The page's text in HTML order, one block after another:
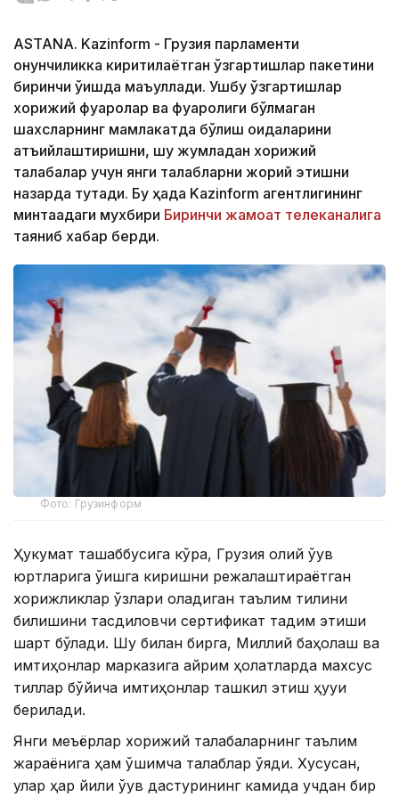
ASTANA. Kazinform - Грузия парламенти
қонунчиликка киритилаётган ўзгартишлар пакетини
биринчи ўқишда маъқуллади. Ушбу ўзгартишлар
хорижий фуқаролар ва фуқаролиги бўлмаган
шахсларнинг мамлакатда бўлиш қоидаларини
қатъийлаштиришни, шу жумладан хорижий
талабалар учун янги талабларни жорий этишни
назарда тутади. Бу ҳақда Kazinform агентлигининг
минтақадаги мухбири Биринчи жамоат телеканалига
таяниб хабар берди.
Фото: Грузинформ
Ҳукумат ташаббусига кўра, Грузия олий ўқув
юртларига ўқишга киришни режалаштираётган
хорижликлар ўзлари оладиган таълим тилини
билишини тасдиқловчи сертификат тақдим этиши
шарт бўлади. Шу билан бирга, Миллий баҳолаш ва
имтиҳонлар марказига айрим ҳолатларда махсус
тиллар бўйича имтиҳонлар ташкил этиш ҳуқуқи
берилади.
Янги меъёрлар хорижий талабаларнинг таълим
жараёнига ҳам қўшимча талаблар қўяди. Хусусан,
улар ҳар йили ўқув дастурининг камида учдан бир